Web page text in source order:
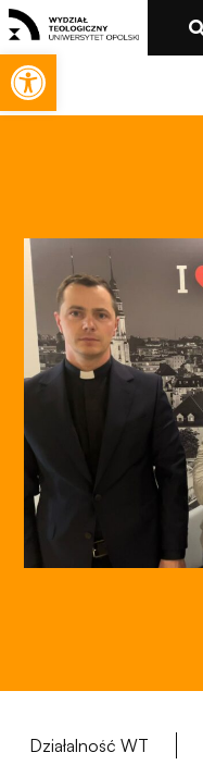
Otwórz pasek narzędzi
Działalność WT